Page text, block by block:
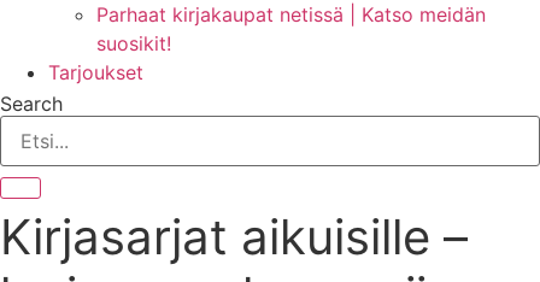
Parhaat kirjakaupat netissä | Katso meidän
suosikit!
Tarjoukset
Search
Kirjasarjat aikuisille –